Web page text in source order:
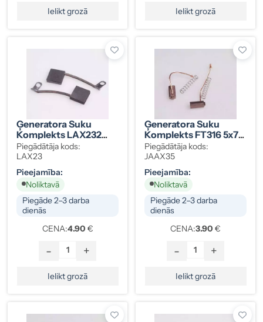
Ielikt grozā Ielikt grozā
Ģeneratora Suku
Komplekts LAX232
C40
Piegādātāja kods:
LAX23
Pieejamība:
Noliktavā
Piegāde 2–3 darba
dienās
CENA:4.90 €
- +
Ielikt grozā
Ģeneratora Suku
Komplekts FT316 5x7-
15mm
Piegādātāja kods:
JAAX35
Pieejamība:
Noliktavā
Piegāde 2–3 darba
dienās
CENA:3.90 €
- +
Ielikt grozā